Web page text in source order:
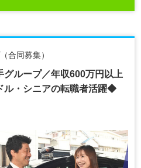
合同募集）
ループ／年収600万円以上
ル・シニアの転職者活躍◆